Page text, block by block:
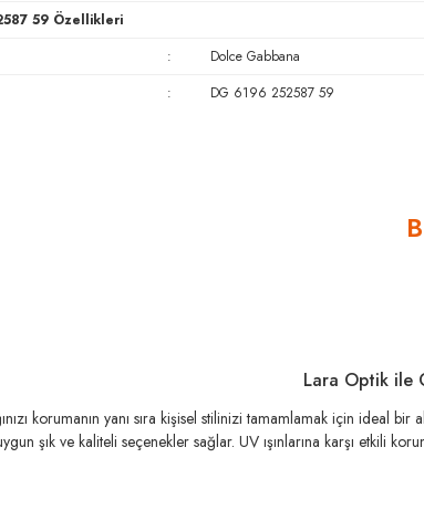
59 Özellikleri
:
Dolce Gabbana
: DG 6196 252587 59
Lara Optik ile
korumanın yanı sıra kişisel stilinizi tamamlamak için ideal bir
şık ve kaliteli seçenekler sağlar. UV ışınlarına karşı etkili